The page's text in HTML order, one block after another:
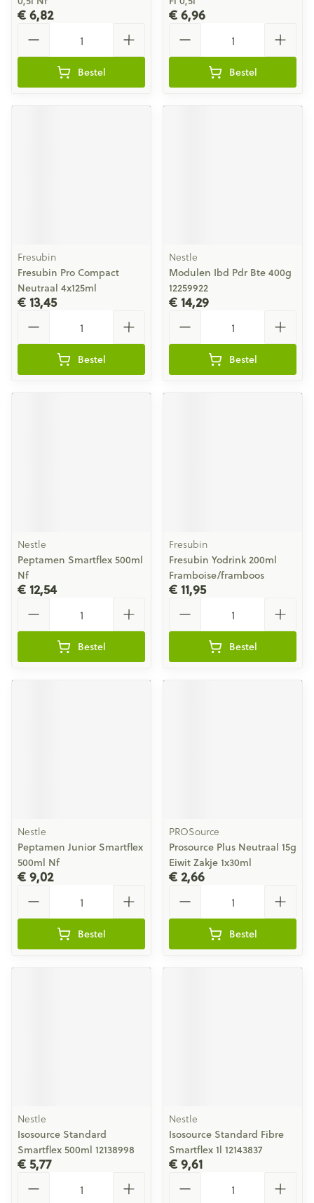
€ 6,82
Bestel
€ 6,96
Bestel
Fresubin
Fresubin Pro Compact
Neutraal 4x125ml
€ 13,45
Bestel
Nestle
Modulen Ibd Pdr Bte 400g
12259922
€ 14,29
Bestel
Nestle
Peptamen Smartflex 500ml
Nf
€ 12,54
Bestel
Fresubin
Fresubin Yodrink 200ml
Framboise/framboos
€ 11,95
Bestel
Nestle
Peptamen Junior Smartflex
500ml Nf
€ 9,02
Bestel
PROSource
Prosource Plus Neutraal 15g
Eiwit Zakje 1x30ml
€ 2,66
Bestel
Nestle
Isosource Standard
Smartflex 500ml 12138998
€ 5,77
Nestle
Isosource Standard Fibre
Smartflex 1l 12143837
€ 9,61